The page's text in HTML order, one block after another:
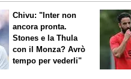
Chivu: "Inter non
ancora pronta.
Stones e la Thula
con il Monza? Avrò
tempo per vederli"